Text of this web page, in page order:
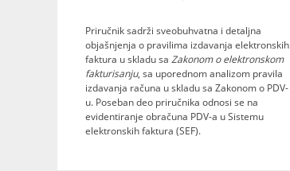
Priručnik sadrži sveobuhvatna i detaljna
objašnjenja o pravilima izdavanja elektronskih
faktura u skladu sa Zakonom o elektronskom
fakturisanju, sa uporednom analizom pravila
izdavanja računa u skladu sa Zakonom o PDV-
u. Poseban deo priručnika odnosi se na
evidentiranje obračuna PDV-a u Sistemu
elektronskih faktura (SEF).